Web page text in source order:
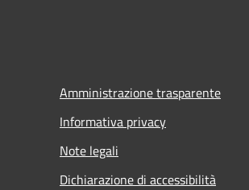
Amministrazione trasparente
Informativa privacy
Note legali
Dichiarazione di accessibilità